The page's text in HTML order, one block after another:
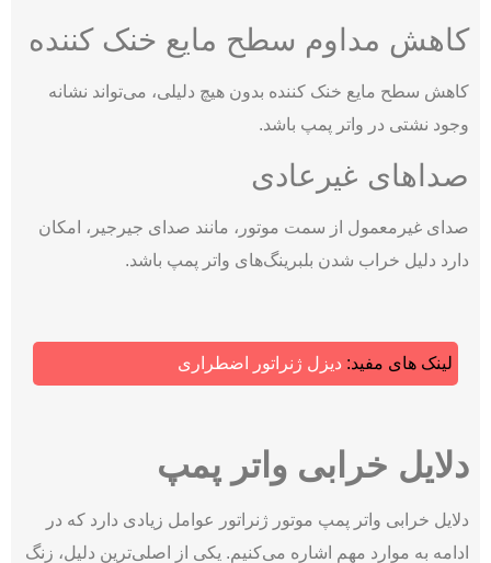
کاهش مداوم سطح مایع خنک ‌کننده
کاهش سطح مایع خنک ‌کننده بدون هیچ دلیلی، می‌تواند نشانه
وجود نشتی در واتر پمپ باشد.
صداهای غیرعادی
صدای غیرمعمول از سمت موتور، مانند صدای جیرجیر، امکان
دارد دلیل خراب شدن بلبرینگ‌های واتر پمپ باشد.
لینک های مفید: دیزل ژنراتور اضطراری
دلایل خرابی واتر پمپ
دلایل خرابی واتر پمپ موتور ژنراتور عوامل زیادی دارد که در
ادامه به موارد مهم اشاره می‌کنیم. یکی از اصلی‌ترین دلیل، زنگ